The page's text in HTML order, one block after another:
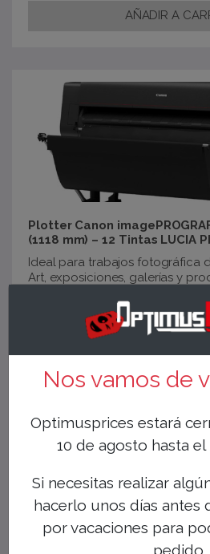
Nos vamos de
Optimusprices estará
10 de agosto hasta el
Si necesitas realizar
hacerlo unos días antes
por vacaciones para
pedido.
Plotter Canon
(1118 mm) – 12 Tintas LUCIA
Ideal para trabajos fotográfica
Art, exposiciones, galerías y
+ Solicitar información
Últimas unidades con Plan
!!Consultanos!!